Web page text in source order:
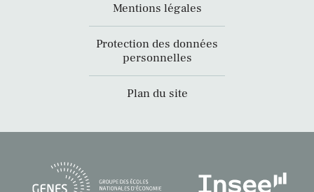
Mentions légales
Protection des données
personnelles
Plan du site